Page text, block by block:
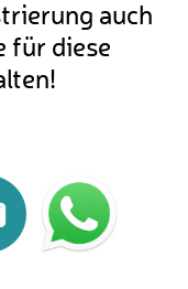
auch
für diese